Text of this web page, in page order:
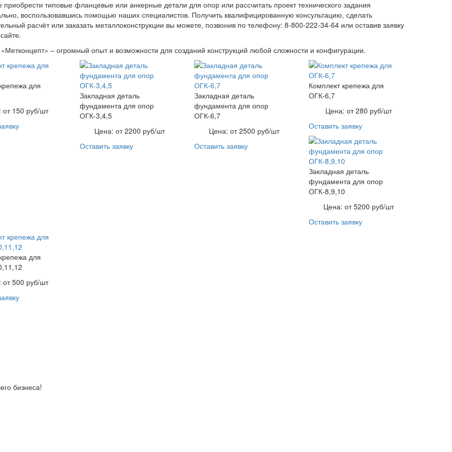
типовые фланцевые или анкерные детали для опор или рассчитать проект технического задания
воспользовавшись помощью наших специалистов. Получить квалифицированную консультацию, сделать
расчёт или заказать металлоконструкции вы можете, позвонив по телефону: 8-800-222-34-64 или оставив заявку
– огромный опыт и возможности для созданий конструкций любой сложности и конфигурации.
для
от 150 руб/шт
Закладная деталь
фундамента для опор
ОГК-3,4,5
Цена: от 2200 руб/шт
Оставить заявку
Закладная деталь
фундамента для опор
ОГК-6,7
Цена: от 2500 руб/шт
Оставить заявку
Комплект крепежа для
ОГК-6,7
Цена: от 280 руб/шт
Оставить заявку
Закладная деталь
фундамента для опор
ОГК-8,9,10
Цена: от 5200 руб/шт
Оставить заявку
для
от 500 руб/шт
бизнеса!